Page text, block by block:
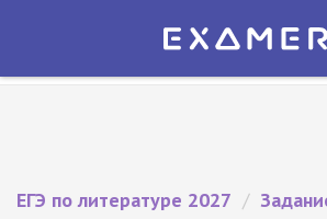
Экзамер — ЕГЭ 2027
ЕГЭ по литературе 2027 /